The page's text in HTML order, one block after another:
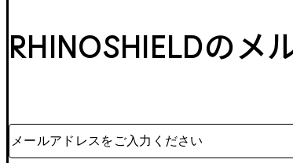
RHINOSHIELDのメ
メールアドレスをご入力ください